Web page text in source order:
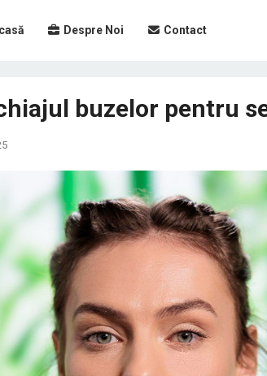
Despre Noi Contact
buzelor pentru